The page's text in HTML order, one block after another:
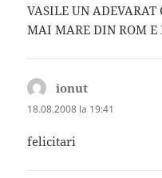
VASILE UN ADEVARAT
MAI MARE DIN ROM E
ionut
18.08.2008 la 19:41
felicitari